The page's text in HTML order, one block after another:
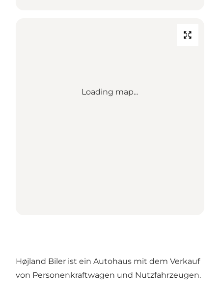
Loading map...
Højland Biler ist ein Autohaus mit dem Verkauf
von Personenkraftwagen und Nutzfahrzeugen.